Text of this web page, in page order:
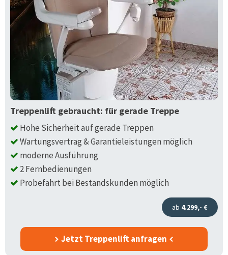
Treppenlift gebraucht: für gerade Treppe
Hohe Sicherheit auf gerade Treppen
Wartungsvertrag & Garantieleistungen möglich
moderne Ausführung
2 Fernbedienungen
Probefahrt bei Bestandskunden möglich
ab 4.299,- €
Jetzt Treppenlift anfragen